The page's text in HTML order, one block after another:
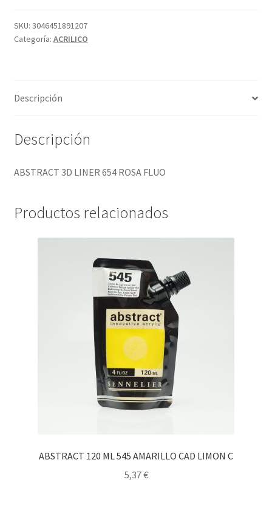
FLUO
cantidad
SKU: 3046451891207
Categoría: ACRILICO
Descripción
Descripción
ABSTRACT 3D LINER 654 ROSA FLUO
Productos relacionados
ABSTRACT 120 ML 545 AMARILLO CAD LIMON C
5,37€